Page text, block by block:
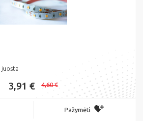
juosta
3,91 € 4,60 €
Pažymėti